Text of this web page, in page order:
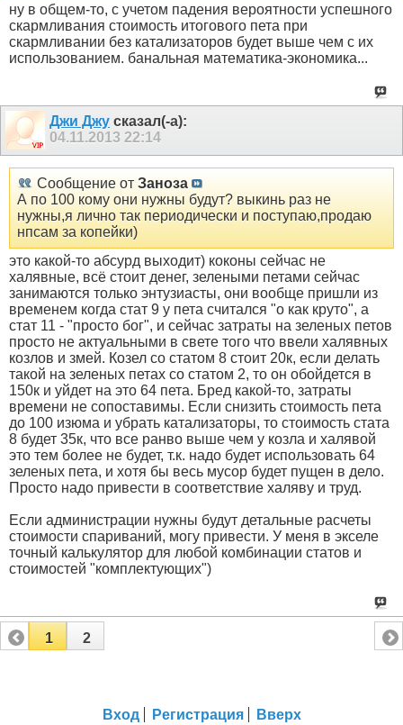
ну в общем-то, с учетом падения вероятности успешного
скармливания стоимость итогового пета при
скармливании без катализаторов будет выше чем с их
использованием. банальная математика-экономика...
Джи Джу сказал(-а):
04.11.2013 22:14
Сообщение от Заноза
А по 100 кому они нужны будут? выкинь раз не
нужны,я лично так периодически и поступаю,продаю
нпсам за копейки)
это какой-то абсурд выходит) коконы сейчас не
халявные, всё стоит денег, зелеными петами сейчас
занимаются только энтузиасты, они вообще пришли из
временем когда стат 9 у пета считался "о как круто", а
стат 11 - "просто бог", и сейчас затраты на зеленых петов
просто не актуальными в свете того что ввели халявных
козлов и змей. Козел со статом 8 стоит 20к, если делать
такой на зеленых петах со статом 2, то он обойдется в
150к и уйдет на это 64 пета. Бред какой-то, затраты
времени не сопоставимы. Если снизить стоимость пета
до 100 изюма и убрать катализаторы, то стоимость стата
8 будет 35к, что все ранво выше чем у козла и халявой
это тем более не будет, т.к. надо будет использовать 64
зеленых пета, и хотя бы весь мусор будет пущен в дело.
Просто надо привести в соответствие халяву и труд.
Если администрации нужны будут детальные расчеты
стоимости спариваний, могу привести. У меня в экселе
точный калькулятор для любой комбинации статов и
стоимостей "комплектующих")
1 2
Вход Регистрация Вверх